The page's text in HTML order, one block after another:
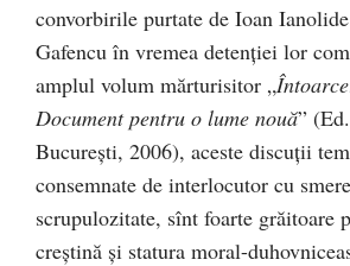
convorbirile purtate de Ioan
Gafencu în vremea detenţiei lor
amplul volum mărturisitor „
Document pentru o lume nouă”
București, 2006), aceste discuţii
consemnate de interlocutor cu
scrupulozitate, sînt foarte grăitoare
creştină şi statura moral-